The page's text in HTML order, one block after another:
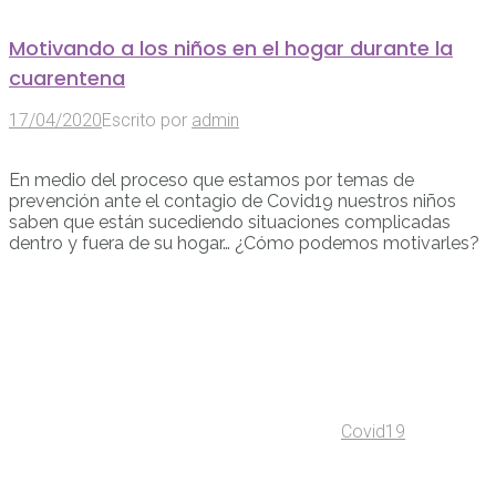
Motivando a los niños en el hogar durante la
cuarentena
17/04/2020Escrito por admin
En medio del proceso que estamos por temas de
prevención ante el contagio de Covid19 nuestros niños
saben que están sucediendo situaciones complicadas
dentro y fuera de su hogar… ¿Cómo podemos motivarles?
Covid19